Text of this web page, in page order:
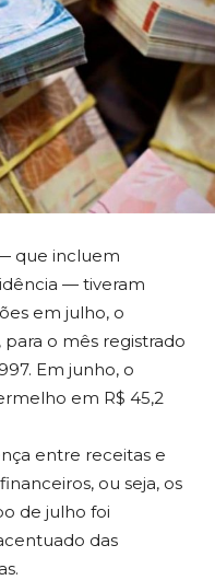
que incluem
— tiveram
em julho, o
o mês registrado
Em junho, o
em R$ 45,2
entre receitas e
ou seja, os
de julho foi
das